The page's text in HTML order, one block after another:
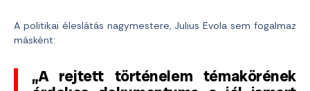
A politikai éleslátás nagymestere, Julius Evola sem fogalmaz
másként:
„A rejtett történelem témakörének